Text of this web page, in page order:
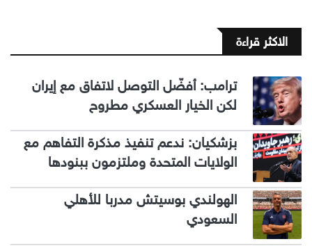
الاكثر قراءة
ترامب: أفضّل التوصل لاتفاق مع إيران
لكن الخيار العسكري مطروح
بزشكيان: ندعم تنفيذ مذكرة التفاهم مع
الولايات المتحدة وملتزمون ببنودها
الهولندي بوسيتش مدربا للأهلي
السعودي